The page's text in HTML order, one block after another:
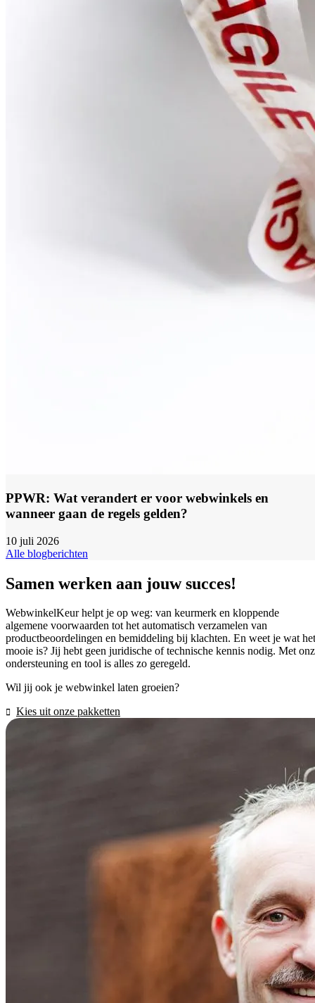
PPWR: Wat verandert er voor webwinkels en
wanneer gaan de regels gelden?
10 juli 2026
Alle blogberichten
Samen werken aan jouw succes!
WebwinkelKeur helpt je op weg: van keurmerk en kloppende
algemene voorwaarden tot het automatisch verzamelen van
productbeoordelingen en bemiddeling bij klachten. En weet je wat het
mooie is? Jij hebt geen juridische of technische kennis nodig. Met
ondersteuning en tool is alles zo geregeld.
Wil jij ook je webwinkel laten groeien?
Kies uit onze pakketten